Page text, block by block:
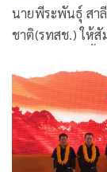
นายพีระพันธุ์ สา
ชาติ(รทสช.) ให้
เริ่มทยอยเปิดนโ